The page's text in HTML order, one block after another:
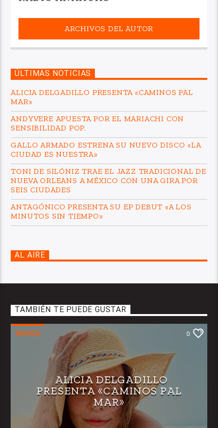
ARCHIVOS DEL AUTOR
ÚLTIMAS NOTICIAS
ALICIA DELGADILLO PRESENTA «CAMINOS PAL
MAR»
ANDYVERE APUESTA POR EL MARIACHI CON
SENSIBILIDAD POP.
GALLO ARMADO ESTRENA SU NUEVO DISCO «LA
CIUDAD ES NUESTRA»
TONI DE SILÓNIZ TRAE EL JAZZ TRADICIONAL DE
NUEVA ORLEANS A MÉXICO CON UNA GIRA POR
SEIS CIUDADES
ANTAGÓNICO PRESENTA SU EP DEBUT «A LOS
MINUTOS SIN TIEMPO»
AL AIRE
TAMBIÉN TE PUEDE GUSTAR
MÚSICA 0
ALICIA DELGADILLO
PRESENTA «CAMINOS PAL
MAR»